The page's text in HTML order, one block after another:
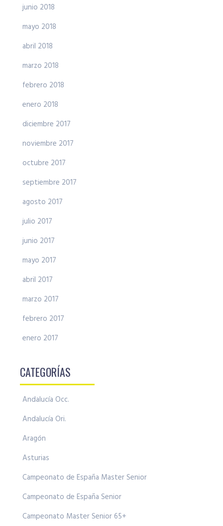
junio 2018
mayo 2018
abril 2018
marzo 2018
febrero 2018
enero 2018
diciembre 2017
noviembre 2017
octubre 2017
septiembre 2017
agosto 2017
julio 2017
junio 2017
mayo 2017
abril 2017
marzo 2017
febrero 2017
enero 2017
CATEGORÍAS
Andalucía Occ.
Andalucía Ori.
Aragón
Asturias
Campeonato de España Master Senior
Campeonato de España Senior
Campeonato Master Senior 65+